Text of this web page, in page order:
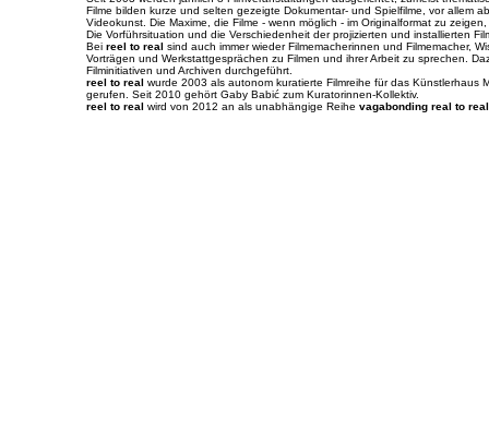
Filme bilden kurze und selten gezeigte Dokumentar- und Spielfilme, vor allem
Videokunst. Die Maxime, die Filme - wenn möglich - im Originalformat zu
Die Vorführsituation und die Verschiedenheit der projizierten und installierten
Bei reel to real sind auch immer wieder Filmemacherinnen und Filmemacher,
Vorträgen und Werkstattgesprächen zu Filmen und ihrer Arbeit zu sprechen.
Filminitiativen und Archiven durchgeführt.
reel to real wurde 2003 als autonom kuratierte Filmreihe für das Künstlerhaus
gerufen. Seit 2010 gehört Gaby Babić zum Kuratorinnen-Kollektiv.
reel to real wird von 2012 an als unabhängige Reihe vagabonding real to real